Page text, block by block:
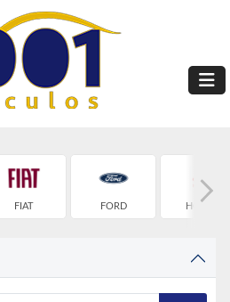
FIAT FORD HONDA